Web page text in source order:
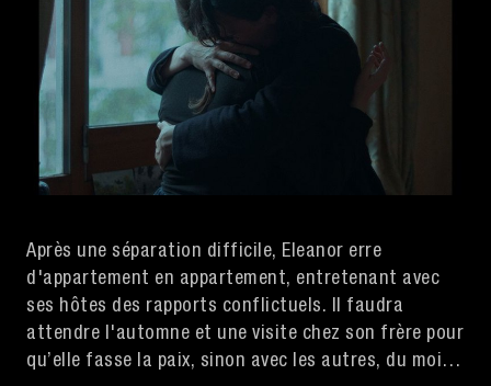
Après une séparation difficile, Eleanor erre
d'appartement en appartement, entretenant avec
ses hôtes des rapports conflictuels. Il faudra
attendre l'automne et une visite chez son frère pour
qu’elle fasse la paix, sinon avec les autres, du moins